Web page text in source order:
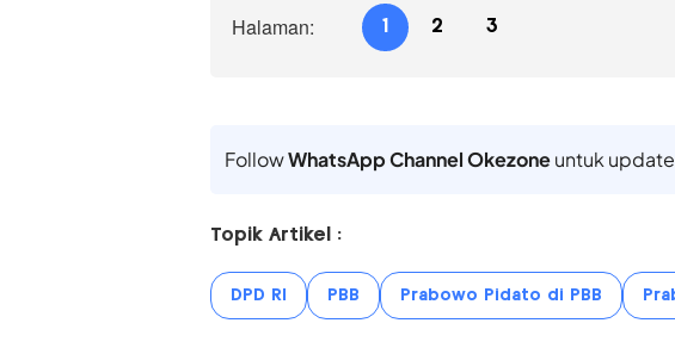
Halaman: 1 2 3
FollowWhatsApp Channel Okezoneuntuk
Topik Artikel :
DPD RI PBB Prabowo Pidato di PBB